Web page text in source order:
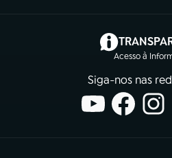
Acesso à
Siga-nos nas